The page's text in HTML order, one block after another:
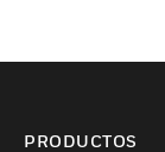
PRODUCTOS